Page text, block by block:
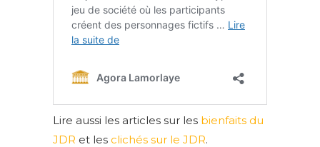
Lire aussi les articles sur les bienfaits du
JDR et les clichés sur le JDR.